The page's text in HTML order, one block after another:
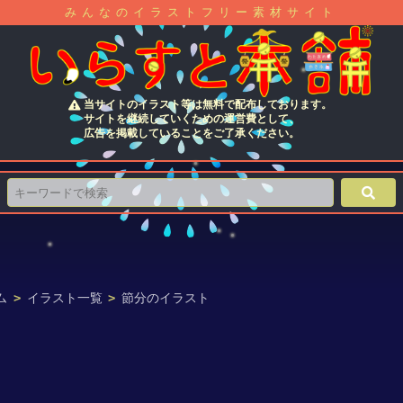
みんなのイラストフリー素材サイト
当サイトのイラスト等は無料で配布しております。
サイトを継続していくための運営費として、
広告を掲載していることをご了承ください。
> イラスト一覧 > 節分のイラスト